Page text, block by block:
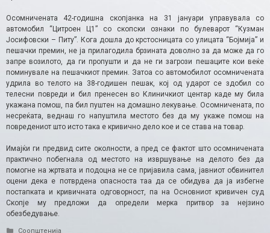
Осомничената 42-годишна скопјанка на 31 јануари управувала со
автомобил “Цитроен Ц1” со скопски ознаки по булеварот “Кузман
Јосифовски – Питу”. Кога дошла до крстосницата со улицата “Бојмија” и
пешачки премин, не ја прилагодила брзината доволно за да може да го
запре возилото, да ги пропушти и да не ги загрози пешаците кои веќе
поминувале на пешачкиот премин. Затоа со автомобилот осомничената
удрила во телото на 38-годишен пешак, кој од ударот се здобил со
телесни повреди и бил пренесен во Клиничкиот центар каде му била
укажана помош, па бил пуштен на домашно лекување. Осомничената, по
несреќата, веднаш го напуштила местото без да му укаже помош на
повредениот што исто така е кривично дело кое и се става на товар.
Имајќи ги предвид сите околности, а пред се фактот што осомничената
практично побегнала од местото на извршување на делото без да
помогне на жртвата и подоцна не се пријавила сама, јавниот обвинител
оцени дека е потврдена опасноста таа да се обидува да ја избегне
постапката и кривичната одговорност, па на Основниот кривичен суд
Скопје му предложи да определи мерка притвор за нејзино
обезбедување.
Categories
Соопштенија